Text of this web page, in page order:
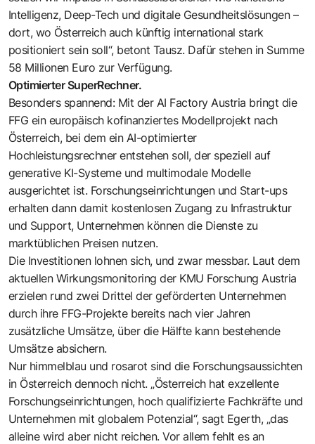
Intelligenz, Deep-Tech und digitale Gesundheitslösungen –
dort, wo Österreich auch künftig international stark
positioniert sein soll“, betont Tausz. Dafür stehen in Summe
58 Millionen Euro zur Verfügung.
Optimierter SuperRechner.
Besonders spannend: Mit der AI Factory Austria bringt die
FFG ein europäisch kofinanziertes Modellprojekt nach
Österreich, bei dem ein AI-optimierter
Hochleistungsrechner entstehen soll, der speziell auf
generative KI-Systeme und multimodale Modelle
ausgerichtet ist. Forschungseinrichtungen und Start-ups
erhalten dann damit kostenlosen Zugang zu Infrastruktur
und Support, Unternehmen können die Dienste zu
marktüblichen Preisen nutzen.
Die Investitionen lohnen sich, und zwar messbar. Laut dem
aktuellen Wirkungsmonitoring der KMU Forschung Austria
erzielen rund zwei Drittel der geförderten Unternehmen
durch ihre FFG-Projekte bereits nach vier Jahren
zusätzliche Umsätze, über die Hälfte kann bestehende
Umsätze absichern.
Nur himmelblau und rosarot sind die Forschungsaussichten
in Österreich dennoch nicht. „Österreich hat exzellente
Forschungseinrichtungen, hoch qualifizierte Fachkräfte und
Unternehmen mit globalem Potenzial“, sagt Egerth, „das
alleine wird aber nicht reichen. Vor allem fehlt es an